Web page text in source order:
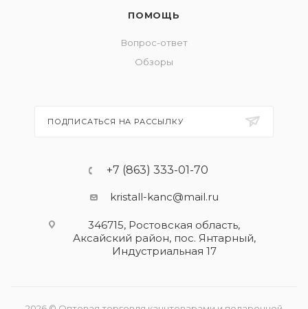
ПОМОЩЬ
Вопрос-ответ
Обзоры
ПОДПИСАТЬСЯ НА РАССЫЛКУ
+7 (863) 333-01-70
kristall-kanc@mail.ru
346715, Ростовская область​,
Аксайский район, пос. Янтарный,
Индустриальная 17